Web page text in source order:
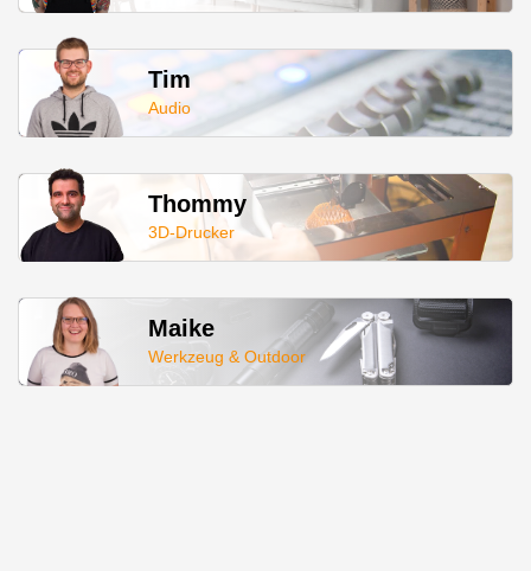
Tim
Audio
Thommy
3D-Drucker
Maike
Werkzeug & Outdoor